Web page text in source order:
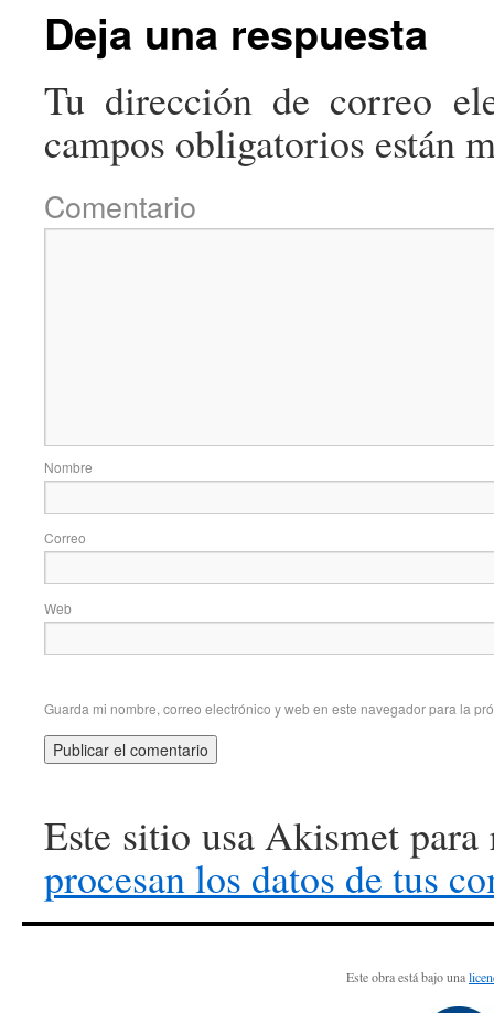
Deja una respuesta
Tu dirección de correo
campos obligatorios están
Correo
Web
Guarda mi nombre, correo electrónico y web en este navegador para la
Este sitio usa Akismet
procesan los datos de tus
Este obra está bajo una